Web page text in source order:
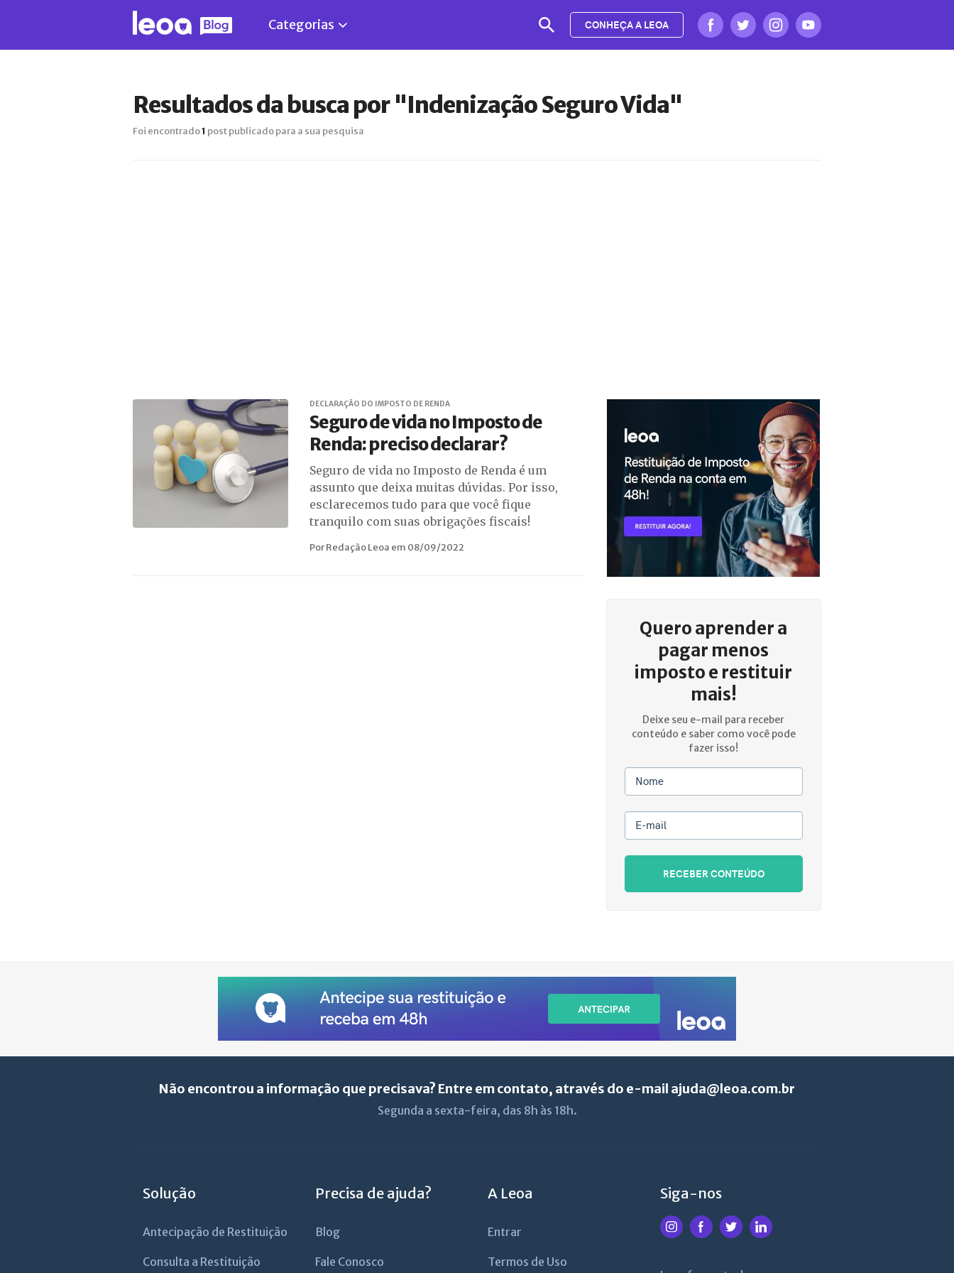
Categorias CONHEÇA A LEOA
Resultados da busca por "Indenização Seguro Vida"
Foi encontrado1 post publicado para a sua pesquisa
DECLARAÇÃO DO IMPOSTO DE RENDA
Seguro de vida no Imposto de
Renda: preciso declarar?
Seguro de vida no Imposto de Renda é um
assunto que deixa muitas dúvidas. Por isso,
esclarecemos tudo para que você fique
tranquilo com suas obrigações fiscais!
Por Redação Leoa em 08/09/2022
Quero aprender a
pagar menos
imposto e restituir
mais!
Deixe seu e-mail para receber
conteúdo e saber como você pode
fazer isso!
Nome
E-mail
RECEBER CONTEÚDO
Não encontrou a informação que precisava? Entre em contato, através do e-mail ajuda@leoa.com.br
Segunda a sexta-feira, das 8h às 18h.
Solução
Antecipação de Restituição
Consulta a Restituição
Precisa de ajuda?
Blog
Fale Conosco
A Leoa
Entrar
Termos de Uso
Siga-nos